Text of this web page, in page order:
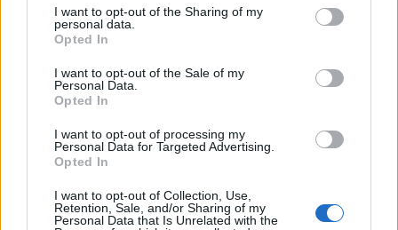
I want to opt-out of the Sharing of my
personal data.
Opted In
I want to opt-out of the Sale of my
Personal Data.
Opted In
I want to opt-out of processing my
Personal Data for Targeted Advertising.
Opted In
I want to opt-out of Collection, Use,
Retention, Sale, and/or Sharing of my
Personal Data that Is Unrelated with the
Vw 1956 oval prosjekt
Volvo 245 ?Turbo?
Senaste inlägget av
Renovering av en Honda Civic Aerodeck
VTi
Nyaste forumtrådarna